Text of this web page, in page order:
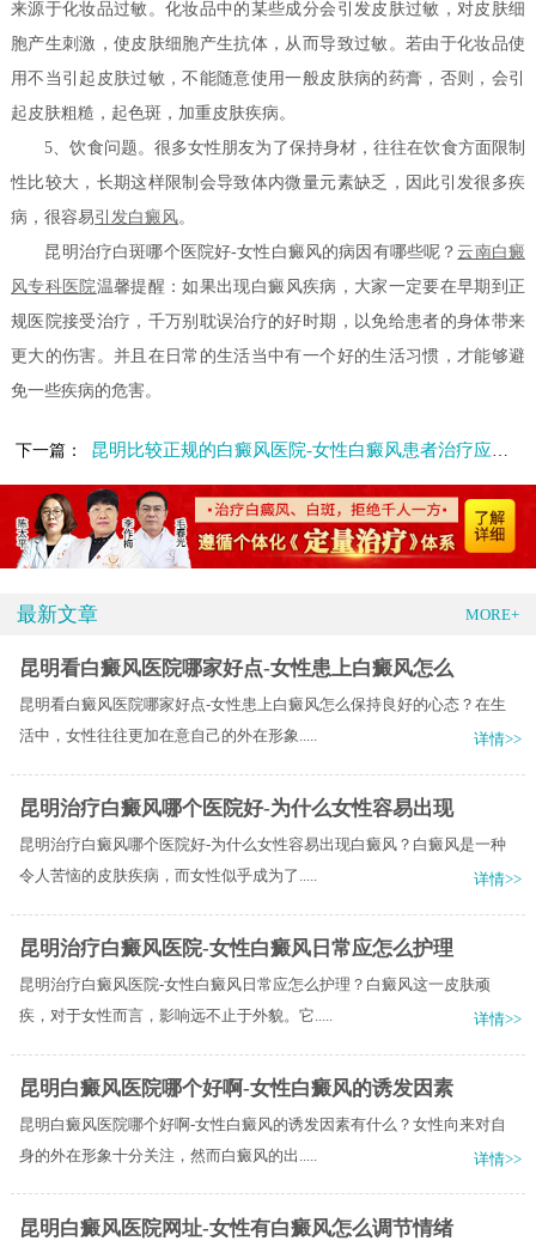
来源于化妆品过敏。化妆品中的某些成分会引发皮肤过敏，对皮肤细
胞产生刺激，使皮肤细胞产生抗体，从而导致过敏。若由于化妆品使
用不当引起皮肤过敏，不能随意使用一般皮肤病的药膏，否则，会引
起皮肤粗糙，起色斑，加重皮肤疾病。
5、饮食问题。很多女性朋友为了保持身材，往往在饮食方面限制
性比较大，长期这样限制会导致体内微量元素缺乏，因此引发很多疾
病，很容易引发白癜风。
昆明治疗白斑哪个医院好-女性白癜风的病因有哪些呢？云南白癜
风专科医院温馨提醒：如果出现白癜风疾病，大家一定要在早期到正
规医院接受治疗，千万别耽误治疗的好时期，以免给患者的身体带来
更大的伤害。并且在日常的生活当中有一个好的生活习惯，才能够避
免一些疾病的危害。
下一篇： 昆明比较正规的白癜风医院-女性白癜风患者治疗应该注意什么
最新文章 MORE+
昆明看白癜风医院哪家好点-女性患上白癜风怎么
昆明看白癜风医院哪家好点-女性患上白癜风怎么保持良好的心态？在生
活中，女性往往更加在意自己的外在形象.....
详情>>
昆明治疗白癜风哪个医院好-为什么女性容易出现
昆明治疗白癜风哪个医院好-为什么女性容易出现白癜风？白癜风是一种
令人苦恼的皮肤疾病，而女性似乎成为了.....
详情>>
昆明治疗白癜风医院-女性白癜风日常应怎么护理
昆明治疗白癜风医院-女性白癜风日常应怎么护理？白癜风这一皮肤顽
疾，对于女性而言，影响远不止于外貌。它.....
详情>>
昆明白癜风医院哪个好啊-女性白癜风的诱发因素
昆明白癜风医院哪个好啊-女性白癜风的诱发因素有什么？女性向来对自
身的外在形象十分关注，然而白癜风的出.....
详情>>
昆明白癜风医院网址-女性有白癜风怎么调节情绪